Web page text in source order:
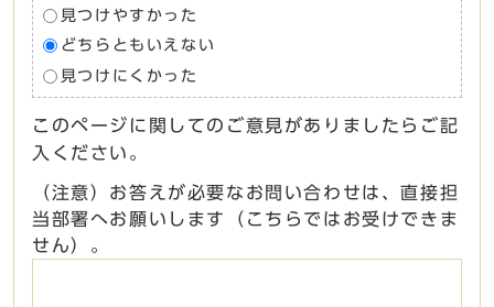
見つけやすかった
どちらともいえない
見つけにくかった
このページに関してのご意見がありましたらご記
入ください。
（注意）お答えが必要なお問い合わせは、直接担
当部署へお願いします（こちらではお受けできま
せん）。